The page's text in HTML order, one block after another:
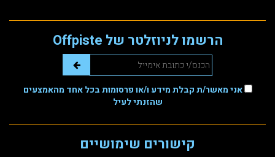
קישורים שימושיים
הרשמו לניוזלטר של Offpiste
אני מאשר/ת קבלת מידע ו/או פרסומות בכל אחד מהאמצעים
שהזנתי לעיל